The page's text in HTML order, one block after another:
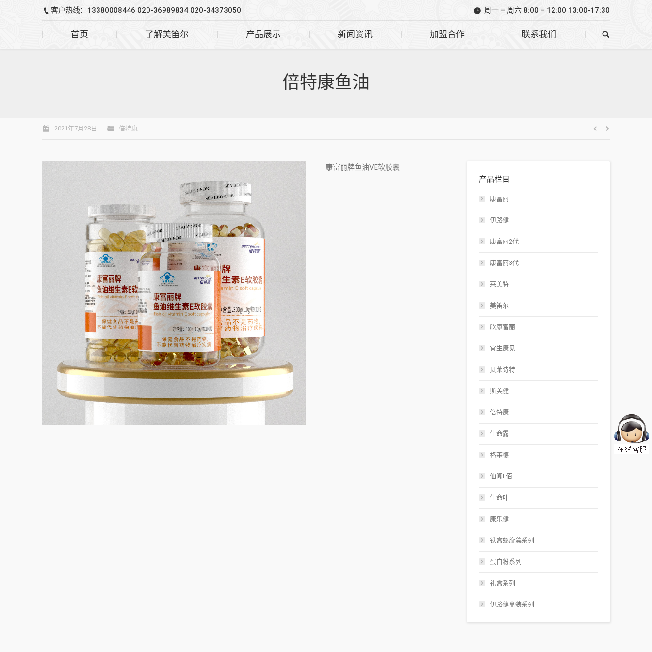
客户热线：13380008446 020-36989834 020-34373050 周一 – 周六 8:00 – 12:00 13:00-17:30
首页 了解美笛尔 产品展示 新闻资讯 加盟合作 联系我们
倍特康鱼油
2021年7月28日 倍特康
康富丽牌鱼油VE软胶囊
产品栏目
康富丽
伊路健
康富丽2代
康富丽3代
莱美特
美笛尔
欣康富丽
宜生康见
贝莱诗特
斯美健
倍特康
生命露
格莱德
仙闻E佰
生命叶
康乐健
铁盒螺旋藻系列
蛋白粉系列
礼盒系列
伊路健盒装系列